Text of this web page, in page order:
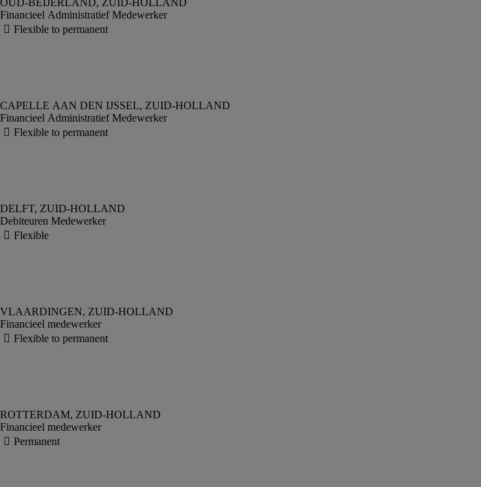
Financieel Administratief Medewerker
Financieel Administratief Medewerker
Debiteuren Medewerker
Financieel medewerker
Financieel medewerker